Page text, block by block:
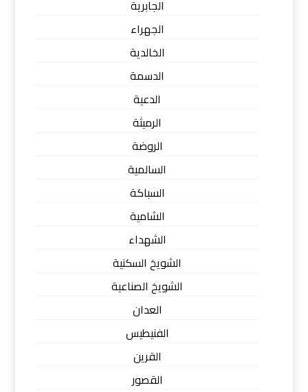
الجابرية
الجهراء
الخالدية
الدسمة
الدعية
الرميثة
الروضة
السالمية
السباكة
الشامية
الشهداء
الشويخ السكنية
الشويخ الصناعية
العدان
الفنيطيس
القرين
القصور